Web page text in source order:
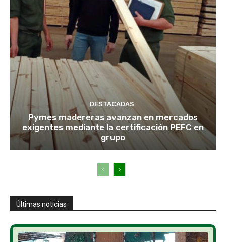
DESTACADAS
Pymes madereras avanzan en mercados
exigentes mediante la certificación PEFC en
grupo
Últimas noticias